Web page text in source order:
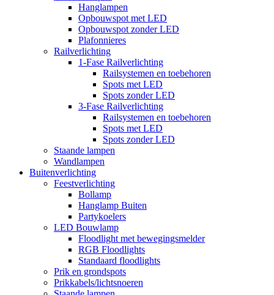
Hanglampen
Opbouwspot met LED
Opbouwspot zonder LED
Plafonnieres
Railverlichting
1-Fase Railverlichting
Railsystemen en toebehoren
Spots met LED
Spots zonder LED
3-Fase Railverlichting
Railsystemen en toebehoren
Spots met LED
Spots zonder LED
Staande lampen
Wandlampen
Buitenverlichting
Feestverlichting
Bollamp
Hanglamp Buiten
Partykoelers
LED Bouwlamp
Floodlight met bewegingsmelder
RGB Floodlights
Standaard floodlights
Prik en grondspots
Prikkabels/lichtsnoeren